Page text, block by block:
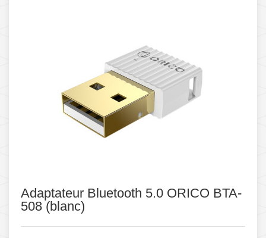
Adaptateur Bluetooth 5.0 ORICO BTA-
508 (blanc)